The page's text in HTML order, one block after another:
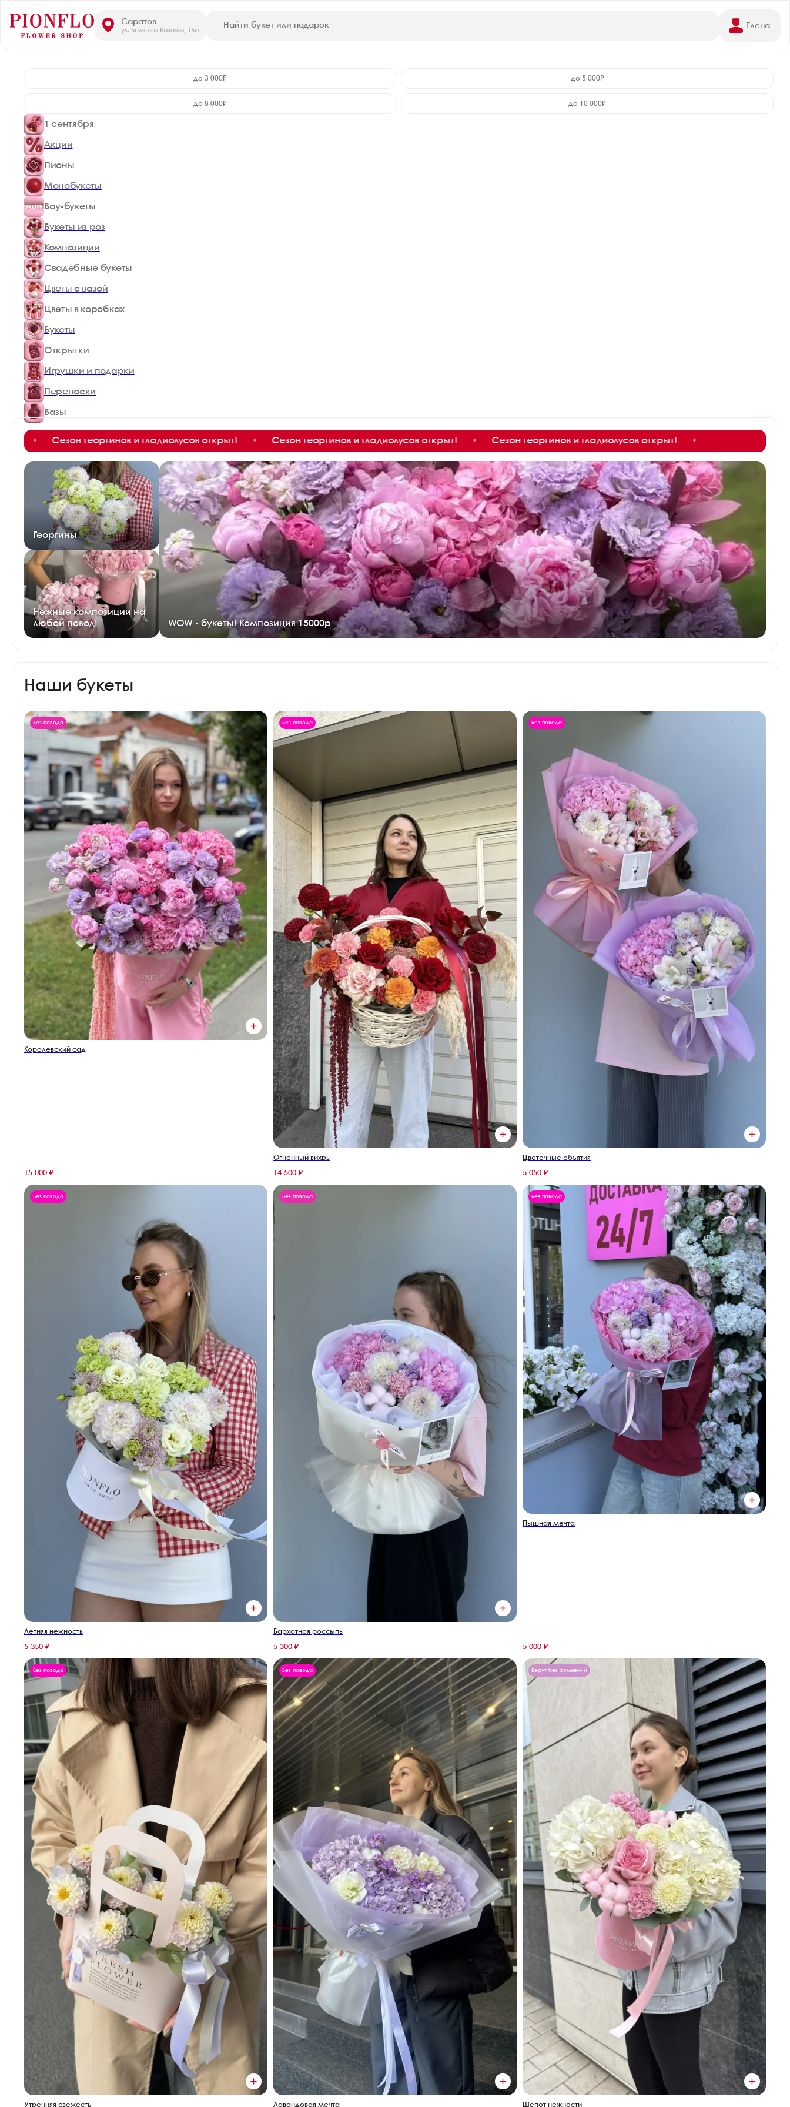
Саратов
ул. Большая Казачья, 16а
Елена
до 3 000₽ до 5 000₽
до 8 000₽ до 10 000₽
1 сентября
Акции
Пионы
Монобукеты
Вау-букеты
Букеты из роз
Композиции
Свадебные букеты
Цветы с вазой
Цветы в коробках
Букеты
Открытки
Игрушки и подарки
Переноски
Вазы
георгинов и гладиолусов открыт! ✦ Сезон георгинов и гладиолусов открыт! ✦ Сезон георгинов и гладиолусов открыт! ✦
Георгины
Нежные композиции на
любой повод!
WOW - букеты! Композиция 15000р
Наши букеты
Без повода
Королевский сад
15 000 ₽
Без повода
Огненный вихрь
14 500 ₽
Без повода
Цветочные объятия
5 050 ₽
Без повода
Летняя нежность
5 350 ₽
Без повода
Бархатная россыпь
5 300 ₽
Без повода
Пышная мечта
5 000 ₽
Без повода
Утренняя свежесть
Без повода
Лавандовая мечта
Берут без сомнений
Шепот нежности